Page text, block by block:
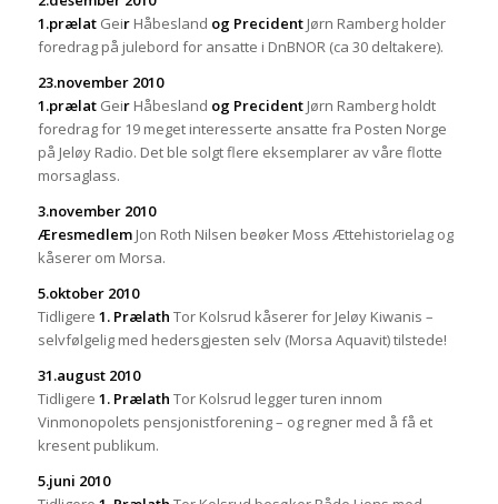
1.prælat Geir Håbesland og Precident Jørn Ramberg holder
foredrag på julebord for ansatte i DnBNOR (ca 30 deltakere).
23.november 2010
1.prælat Geir Håbesland og Precident Jørn Ramberg holdt
foredrag for 19 meget interesserte ansatte fra Posten Norge
på Jeløy Radio. Det ble solgt flere eksemplarer av våre flotte
morsaglass.
3.november 2010
Æresmedlem Jon Roth Nilsen beøker Moss Ættehistorielag og
kåserer om Morsa.
5.oktober 2010
Tidligere 1. Prælath Tor Kolsrud kåserer for Jeløy Kiwanis –
selvfølgelig med hedersgjesten selv (Morsa Aquavit) tilstede!
31.august 2010
Tidligere 1. Prælath Tor Kolsrud legger turen innom
Vinmonopolets pensjonistforening – og regner med å få et
kresent publikum.
5.juni 2010